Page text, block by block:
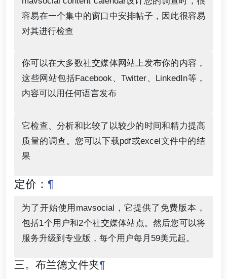
容易在一个集中的窗口中安排帖子，因此很容易
对其进行检查
你可以在大多数社交媒体网站上发布你的内容，
这些网站包括Facebook、Twitter、LinkedIn等，
内容可以用任何语言发布
它检查、分析和比较了以较少的时间和精力提高
质量的调查。您可以下载pdf或excel文件中的结
果
定价： ¶
为了开始使用mavsocial，它提供了免费版本，
包括1个用户和2个社交媒体站点。然后您可以将
服务升级到专业版，每个用户每月59美元起。
三。布兰德文件夹¶